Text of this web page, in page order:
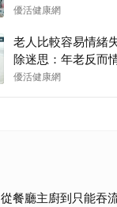
優活健康網
老人比較容易情緒
除迷思：年老反而
優活健康網
從餐廳主廚到只能吞